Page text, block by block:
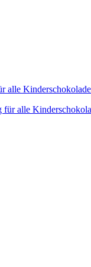
alle
für alle